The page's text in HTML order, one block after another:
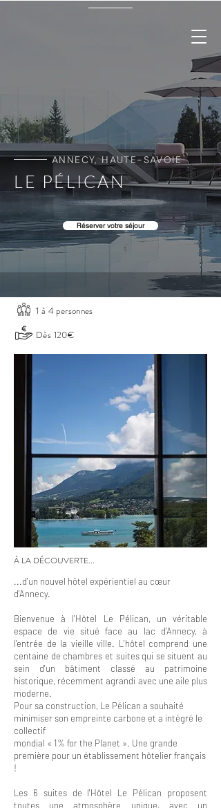
ANNECY, HAUTE-SAVOIE
LE PÉLICAN
Réserver votre séjour
1 à 4 personnes
Dès 120€
À LA DÉCOUVERTE...
...d'un nouvel hôtel expérientiel au cœur
d'Annecy.
Bienvenue à l'Hôtel Le Pélican, un véritable
espace de vie situé face au lac d'Annecy, à
l'entrée de la vieille ville. L'hôtel comprend une
centaine de chambres et suites qui se situent au
sein d'un bâtiment classé au patrimoine
historique, récemment agrandi avec une aile plus
moderne.
Pour sa construction, Le Pélican a souhaité
minimiser son empreinte carbone et a intégré le
collectif
mondial « 1% for the Planet ». Une grande
première pour un établissement hôtelier français
!
Les 6 suites de l'Hôtel Le Pélican proposent
toutes une atmosphère unique, avec un